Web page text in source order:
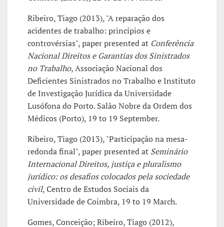
Ribeiro, Tiago (2013), "A reparação dos
acidentes de trabalho: princípios e
controvérsias", paper presented at Conferência
Nacional Direitos e Garantias dos Sinistrados
no Trabalho, Associação Nacional dos
Deficientes Sinistrados no Trabalho e Instituto
de Investigação Jurídica da Universidade
Lusófona do Porto. Salão Nobre da Ordem dos
Médicos (Porto), 19 to 19 September.
Ribeiro, Tiago (2013), "Participação na mesa-
redonda final", paper presented at Seminário
Internacional Direitos, justiça e pluralismo
jurídico: os desafios colocados pela sociedade
civil, Centro de Estudos Sociais da
Universidade de Coimbra, 19 to 19 March.
Gomes, Conceição; Ribeiro, Tiago (2012),